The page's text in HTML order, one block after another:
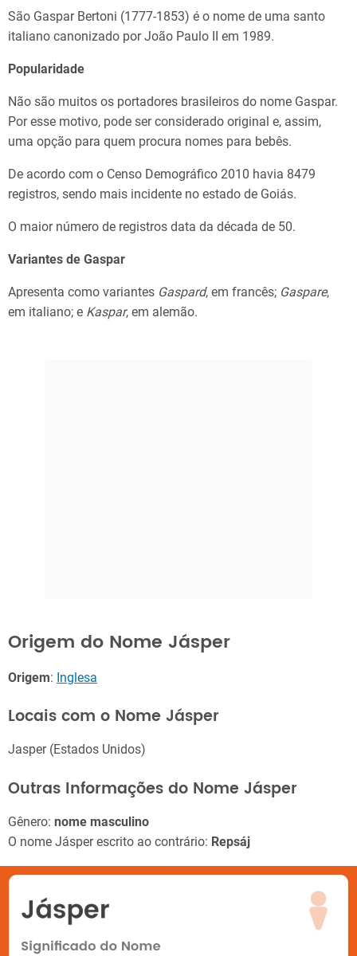
São Gaspar Bertoni (1777-1853) é o nome de uma santo
italiano canonizado por João Paulo II em 1989.
Popularidade
Não são muitos os portadores brasileiros do nome Gaspar.
Por esse motivo, pode ser considerado original e, assim,
uma opção para quem procura nomes para bebês.
De acordo com o Censo Demográfico 2010 havia 8479
registros, sendo mais incidente no estado de Goiás.
O maior número de registros data da década de 50.
Variantes de Gaspar
Apresenta como variantes Gaspard, em francês; Gaspare,
em italiano; e Kaspar, em alemão.
Origem do Nome Jásper
Origem: Inglesa
Locais com o Nome Jásper
Jasper (Estados Unidos)
Outras Informações do Nome Jásper
Gênero: nome masculino
O nome Jásper escrito ao contrário: Repsáj